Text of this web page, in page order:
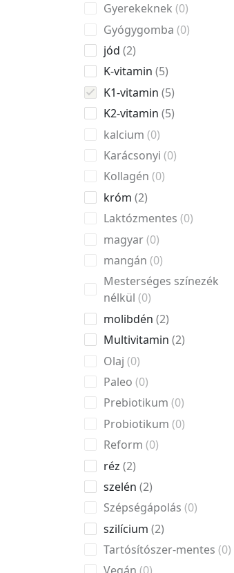
Gyerekeknek 0
Gyógygomba 0
jód 2
K-vitamin 5
K1-vitamin 5
K2-vitamin 5
kalcium 0
Karácsonyi 0
Kollagén 0
króm 2
Laktózmentes 0
magyar 0
mangán 0
Mesterséges színezék
nélkül 0
molibdén 2
Multivitamin 2
Olaj 0
Paleo 0
Prebiotikum 0
Probiotikum 0
Reform 0
réz 2
szelén 2
Szépségápolás 0
szilícium 2
Tartósítószer-mentes 0